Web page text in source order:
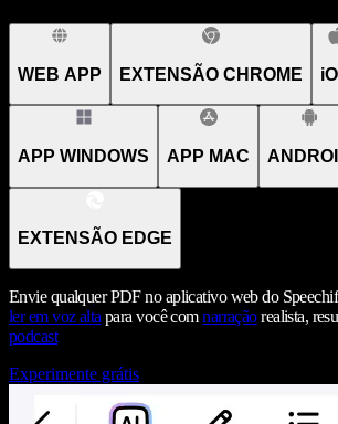
WEB APP EXTENSÃO CHROME
APP WINDOWS APP MAC
EXTENSÃO EDGE
Envie qualquer PDF no aplicativo web do
ler em voz alta para você comnarraçãorealista,
podcast
Experimente grátis